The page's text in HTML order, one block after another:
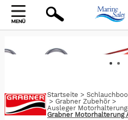
Startseite >
> Grabner Zubehör >
Ausleger
Grabner Motorhalterung